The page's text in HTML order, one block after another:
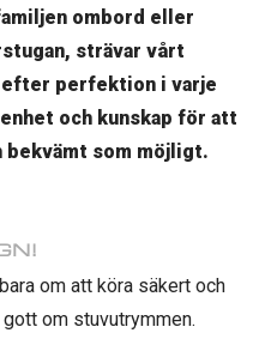
ombord eller
strävar vårt
efter perfektion i varje
och kunskap för att
som möjligt.
om att köra säkert och
om stuvutrymmen.